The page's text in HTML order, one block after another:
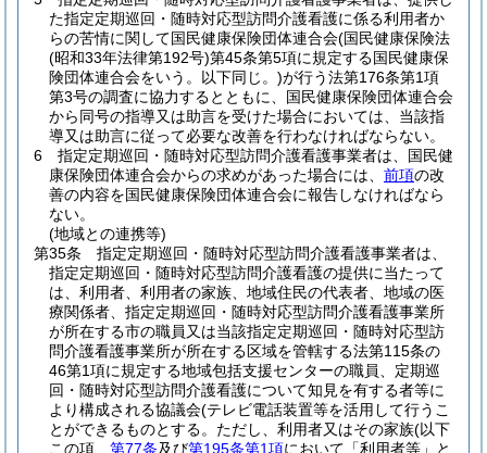
た指定定期巡回・随時対応型訪問介護看護に係る利用者か
らの苦情に関して国民健康保険団体連合会(国民健康保険法
(昭和33年法律第192号)第45条第5項に規定する国民健康保
険団体連合会をいう。以下同じ。)が行う法第176条第1項
第3号の調査に協力するとともに、国民健康保険団体連合会
から同号の指導又は助言を受けた場合においては、当該指
導又は助言に従って必要な改善を行わなければならない。
6
指定定期巡回・随時対応型訪問介護看護事業者は、国民健
康保険団体連合会からの求めがあった場合には、 前項の改
善の内容を国民健康保険団体連合会に報告しなければなら
ない。
(地域との連携等)
第35条
指定定期巡回・随時対応型訪問介護看護事業者は、
指定定期巡回・随時対応型訪問介護看護の提供に当たって
は、利用者、利用者の家族、地域住民の代表者、地域の医
療関係者、指定定期巡回・随時対応型訪問介護看護事業所
が所在する市の職員又は当該指定定期巡回・随時対応型訪
問介護看護事業所が所在する区域を管轄する法第115条の
46第1項に規定する地域包括支援センターの職員、定期巡
回・随時対応型訪問介護看護について知見を有する者等に
より構成される協議会(テレビ電話装置等を活用して行うこ
とができるものとする。ただし、利用者又はその家族(以下
この項、 第77条及び第195条第1項において「利用者等」と